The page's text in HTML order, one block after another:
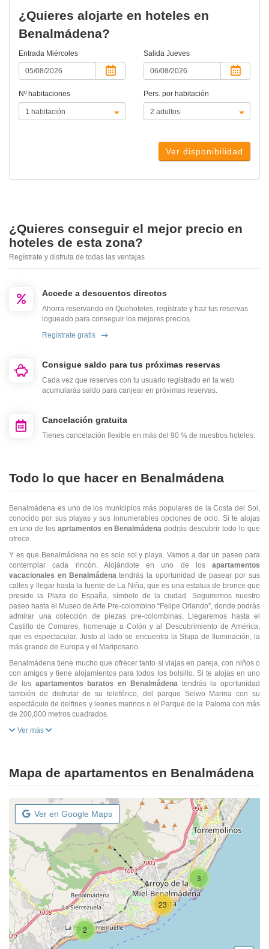
¿Quieres alojarte en hoteles en
Benalmádena?
Entrada Miércoles Salida Jueves
Nº habitaciones Pers. por habitación
Ver disponibilidad
¿Quieres conseguir el mejor precio en
hoteles de esta zona?
Regístrate y disfruta de todas las ventajas
Accede a descuentos directos
Ahorra reservando en Quehoteles, regístrate y haz tus reservas
logueado para conseguir los mejores precios.
Regístrate gratis
Consigue saldo para tus próximas reservas
Cada vez que reserves con tu usuario registrado en la web
acumularás saldo para canjear en próximas reservas.
Cancelación gratuita
Tienes cancelación flexible en más del 90 % de nuestros hoteles.
Todo lo que hacer en Benalmádena
Benalmádena es uno de los municipios más populares de la Costa del Sol,
conocido por sus playas y sus innumerables opciones de ocio. Si te alojas
en uno de los aprtamentos en Benalmádena podrás descubrir todo lo que
ofrece.
Y es que Benalmádena no es solo sol y playa. Vamos a dar un paseo para
contemplar cada rincón. Alojándote en uno de los apartamentos
vacacionales en Benalmádenatendrás la oportunidad de pasear por sus
calles y llegar hasta la fuente de La Niña, que es una estatua de bronce que
preside la Plaza de España, símbolo de la ciudad. Seguiremos nuestro
paseo hasta el Museo de Arte Pre-colombino “Felipe Orlando”, donde podrás
admirar una colección de piezas pre-colombinas. Llegaremos hasta el
Castillo de Comares, homenaje a Colón y al Descubrimiento de América,
que es espectacular. Justo al lado se encuentra la Stupa de Iluminación, la
más grande de Europa y el Mariposario.
Benalmádena tiene mucho que ofrecer tanto si viajas en pareja, con niños o
con amigos y tiene alojamientos para todos los bolsillo. Si te alojas en uno
de los apartamentos baratos en Benalmádenatendrás la oportunidad
también de disfrutar de su teleférico, del parque Selwo Marina con su
espectáculo de delfines y leones marinos o el Parque de la Paloma con más
de 200,000 metros cuadrados.
Ver más
Mapa de apartamentos en Benalmádena
Ver en Google Maps
2
3
23